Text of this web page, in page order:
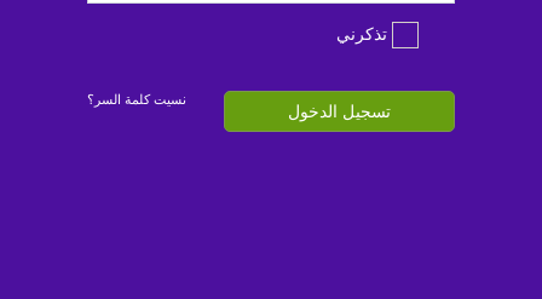
تذكرني
تسجيل الدخول
نسيت كلمة السر؟